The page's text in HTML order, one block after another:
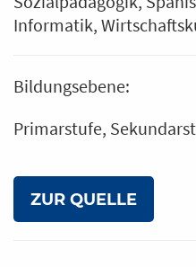
Informatik
Bildungsebene:
Primarstufe
ZUR QUELLE